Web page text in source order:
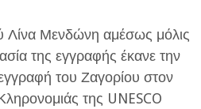
Λίνα Μενδώνη αμέσως μόλις
της εγγραφής έκανε την
του Ζαγορίου στον
της UNESCO